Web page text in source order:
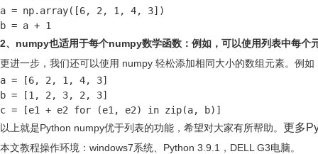
a = np.array([6, 2, 1, 4, 3])
b = a + 1
2、numpy也适用于每个numpy数学函数：例如，可以使用列表中每个
更进一步，我们还可以使用 numpy 轻松添加相同大小的数组元素。例
a = [6, 2, 1, 4, 3]
b = [1, 2, 3, 2, 3]
c = [e1 + e2 for (e1, e2) in zip(a, b)]
以上就是Python numpy优于列表的功能，希望对大家有所帮助。 更多
本文教程操作环境：windows7系统、Python 3.9.1，DELL G3电脑。